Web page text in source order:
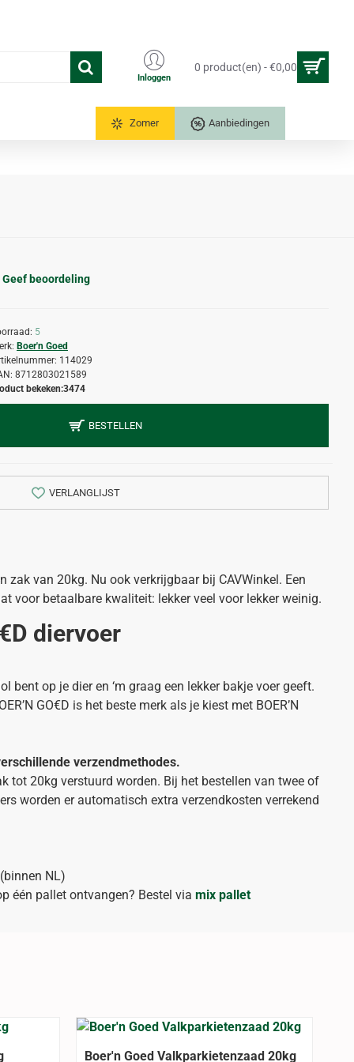
Inloggen
0 product(en) - €0,00
Zomer Aanbiedingen
Geef beoordeling
5
Boer'n Goed
114029
8712803021589
bekeken:3474
BESTELLEN
VERLANGLIJST
zak van 20kg. Nu ook verkrijgbaar bij CAVWinkel. Een
voor betaalbare kwaliteit: lekker veel voor lekker weinig.
diervoer
bent op je dier en ‘m graag een lekker bakje voer geeft.
GO€D is het beste merk als je kiest met BOER’N
verzendmethodes.
tot 20kg verstuurd worden. Bij het bestellen van twee of
worden er automatisch extra verzendkosten verrekend
NL)
één pallet ontvangen? Bestel via mix pallet
Boer'n Goed Valkparkietenzaad 20kg